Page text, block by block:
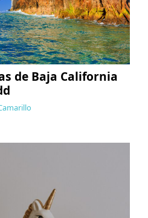
de Baja California